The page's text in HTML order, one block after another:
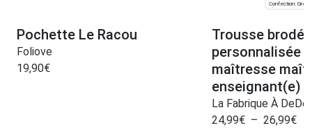
Pochette Le Racou
Foliove
19,90€
Confection:
Trousse brodée
personnalisée
maîtresse
enseignant(e)
La Fabrique À
24,99€ – 26,99€